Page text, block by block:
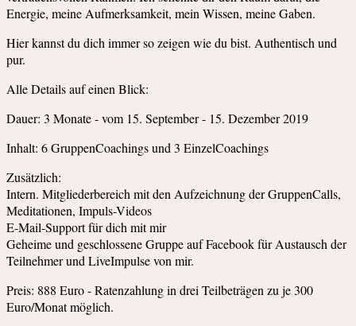
Energie, meine Aufmerksamkeit, mein Wissen, meine Gaben.
Hier kannst du dich immer so zeigen wie du bist. Authentisch und
pur.
Alle Details auf einen Blick:
Dauer: 3 Monate - vom 15. September - 15. Dezember 2019
Inhalt: 6 GruppenCoachings und 3 EinzelCoachings
Zusätzlich:
Intern. Mitgliederbereich mit den Aufzeichnung der GruppenCalls,
Meditationen, Impuls-Videos
E-Mail-Support für dich mit mir
Geheime und geschlossene Gruppe auf Facebook für Austausch der
Teilnehmer und LiveImpulse von mir.
Preis: 888 Euro - Ratenzahlung in drei Teilbeträgen zu je 300
Euro/Monat möglich.